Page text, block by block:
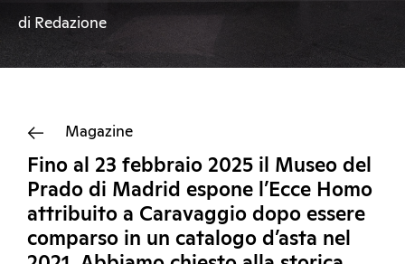
di Redazione
Magazine
Fino al 23 febbraio 2025 il Museo del
Prado di Madrid espone l’Ecce Homo
attribuito a Caravaggio dopo essere
comparso in un catalogo d’asta nel